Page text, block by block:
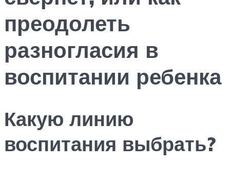
преодолеть
разногласия в
воспитании ребенка
Какую линию
воспитания выбрать?